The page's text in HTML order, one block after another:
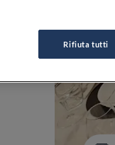
Rifiuta tutti